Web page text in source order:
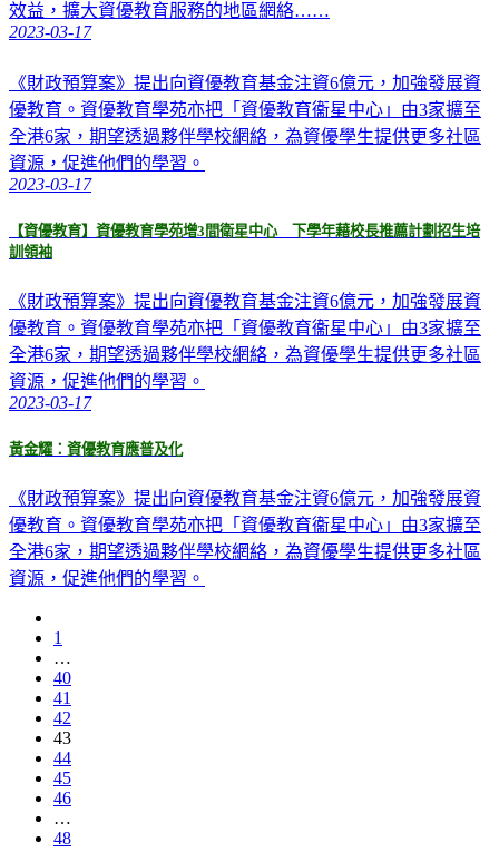
效益，擴大資優教育服務的地區網絡……
2023-03-17
《財政預算案》提出向資優教育基金注資6億元，加強發展資
優教育。資優教育學苑亦把「資優教育衞星中心」由3家擴至
全港6家，期望透過夥伴學校網絡，為資優學生提供更多社區
資源，促進他們的學習。
2023-03-17
【資優教育】資優教育學苑增3間衛星中心 下學年藉校長推薦計劃招生培
訓領袖
《財政預算案》提出向資優教育基金注資6億元，加強發展資
優教育。資優教育學苑亦把「資優教育衞星中心」由3家擴至
全港6家，期望透過夥伴學校網絡，為資優學生提供更多社區
資源，促進他們的學習。
2023-03-17
黃金耀：資優教育應普及化
《財政預算案》提出向資優教育基金注資6億元，加強發展資
優教育。資優教育學苑亦把「資優教育衞星中心」由3家擴至
全港6家，期望透過夥伴學校網絡，為資優學生提供更多社區
資源，促進他們的學習。
1
…
40
41
42
43
44
45
46
…
48